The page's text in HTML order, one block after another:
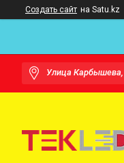
Создать сайт на Satu.kz
Улица Карбышева,